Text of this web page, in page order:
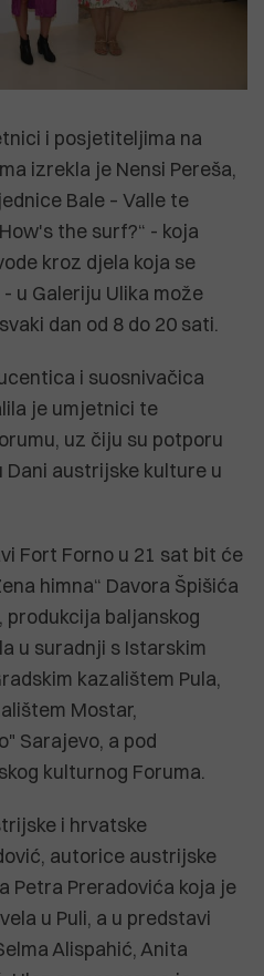
i posjetiteljima na
izrekla je Nensi Pereša,
Bale – Valle te
the surf?“ - koja
kroz djela koja se
u Galeriju Ulika može
dan od 8 do 20 sati.
i suosnivačica
je umjetnici te
uz čiju su potporu
austrijske kulture u
Fort Forno u 21 sat bit će
himna“ Davora Špišića
produkcija baljanskog
u suradnji s Istarskim
kazalištem Pula,
Mostar,
Sarajevo, a pod
kulturnog Foruma.
i hrvatske
autorice austrijske
Petra Preradovića koja je
u Puli, a u predstavi
Alispahić, Anita